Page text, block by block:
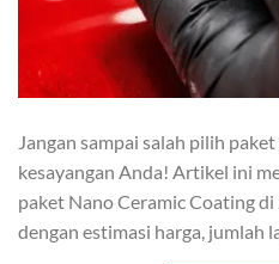
Jangan sampai salah pilih
kesayangan Anda! Artikel ini
paket Nano Ceramic Coating
dengan estimasi harga, jumlah